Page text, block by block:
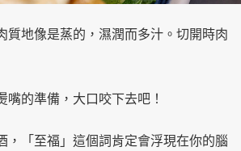
質地像是蒸的，濕潤而多汁。切開時肉
嘴的準備，大口咬下去吧！
，「至福」這個詞肯定會浮現在你的腦